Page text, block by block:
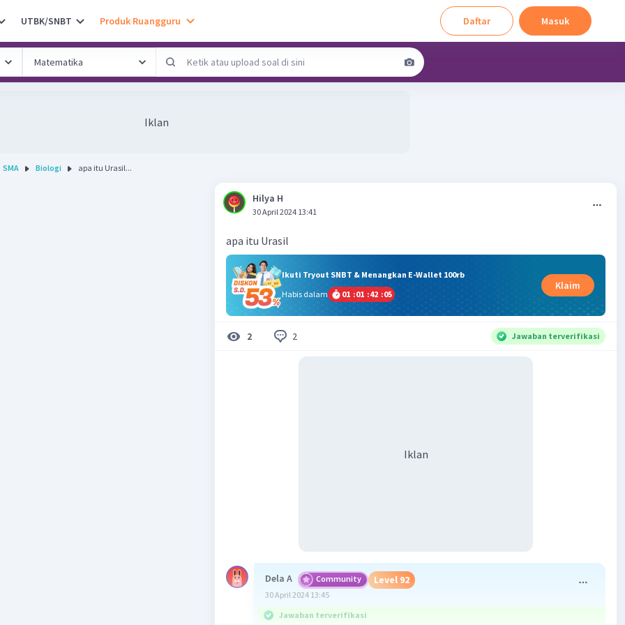
UTBK/SNBT Produk Ruangguru Daftar Masuk
Iklan
SMA Biologi apa itu Urasil...
Hilya H
30 April 2024 13:41
apa itu Urasil
Ikuti Tryout SNBT & Menangkan E-Wallet 100rb
Habis dalam
01 :01 :42 :04
Klaim
2 2 Jawaban terverifikasi
Iklan
Dela A Community Level 92
30 April 2024 13:45
Jawaban terverifikasi